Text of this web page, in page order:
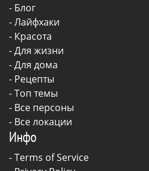
- Блог
-Лайфхаки
- Красота
-Для жизни
-Для дома
- Рецепты
- Топ темы
- Все персоны
- Все локации
Инфо
-Terms of Service